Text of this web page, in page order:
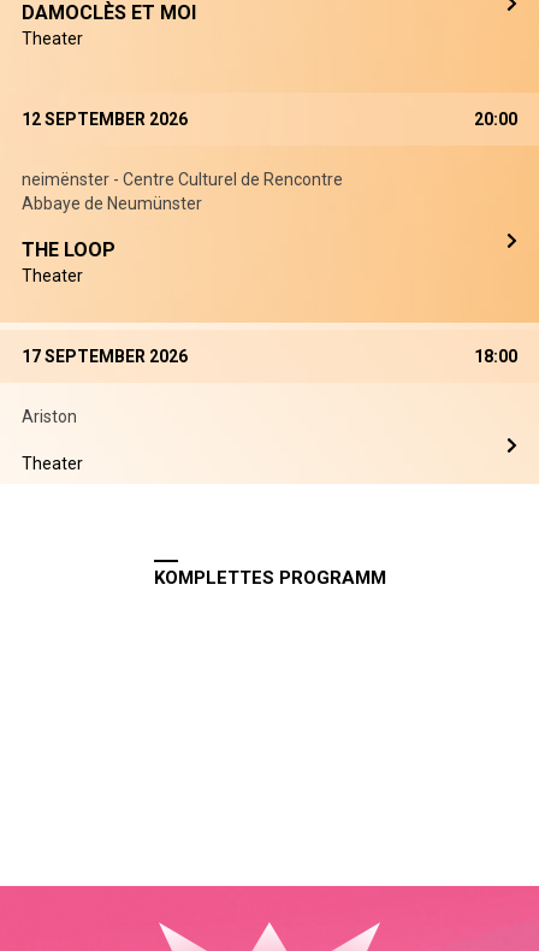
DAMOCLÈS ET MOI
Theater
12 SEPTEMBER 2026 20:00
neimënster - Centre Culturel de Rencontre
Abbaye de Neumünster
THE LOOP
Theater
17 SEPTEMBER 2026 18:00
Ariston
Theater
KOMPLETTES PROGRAMM